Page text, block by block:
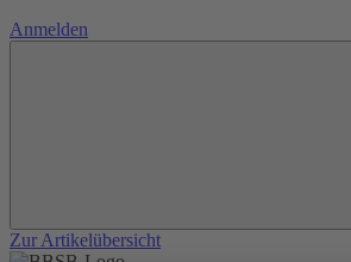
Anmelden
Zur Artikelübersicht